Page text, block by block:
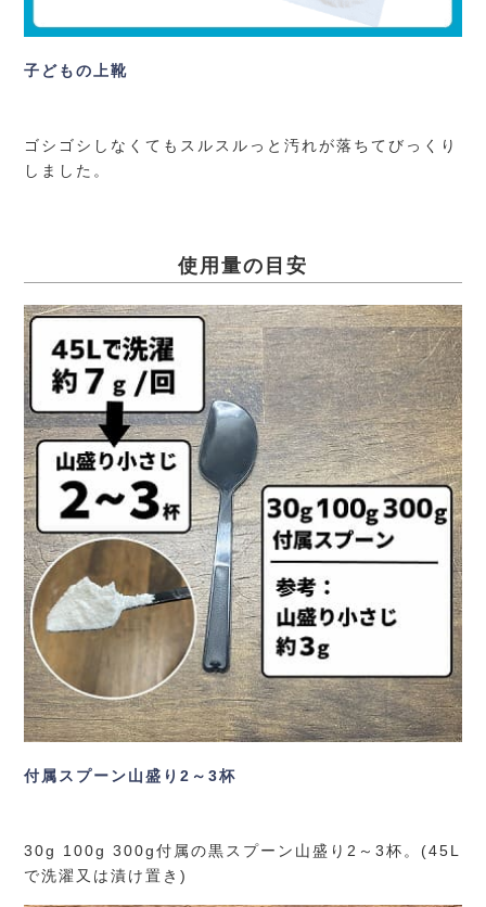
子どもの上靴
ゴシゴシしなくてもスルスルっと汚れが落ちてびっくり
しました。
使用量の目安
付属スプーン山盛り2～3杯
30g 100g 300g付属の黒スプーン山盛り2～3杯。(45L
で洗濯又は漬け置き)